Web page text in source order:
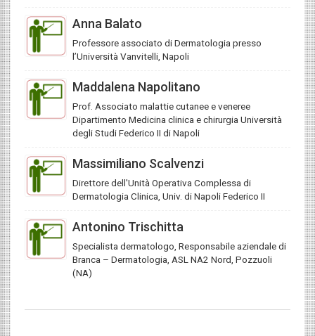
Anna Balato
Professore associato di Dermatologia presso
l’Università Vanvitelli, Napoli
Maddalena Napolitano
Prof. Associato malattie cutanee e veneree
Dipartimento Medicina clinica e chirurgia Università
degli Studi Federico II di Napoli
Massimiliano Scalvenzi
Direttore dell'Unità Operativa Complessa di
Dermatologia Clinica, Univ. di Napoli Federico II
Antonino Trischitta
Specialista dermatologo, Responsabile aziendale di
Branca – Dermatologia, ASL NA2 Nord, Pozzuoli
(NA)